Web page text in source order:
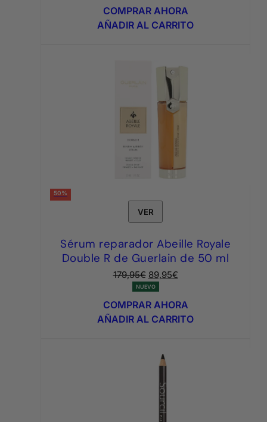
original
era:
actual
es:
COMPRAR AHORA
AÑADIR AL CARRITO
50%
VER
Sérum reparador Abeille Royale
Double R de Guerlain de 50 ml
179,95€ El
precio
original
era:
179,95€.
89,95€El
actual
es:
89,95€.
NUEVO
COMPRAR AHORA
AÑADIR AL CARRITO